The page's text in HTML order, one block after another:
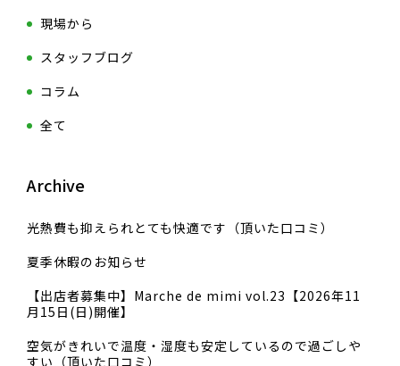
現場から
スタッフブログ
コラム
全て
Archive
光熱費も抑えられとても快適です（頂いた口コミ）
夏季休暇のお知らせ
【出店者募集中】Marche de mimi vol.23【2026年11
月15日(日)開催】
空気がきれいで温度・湿度も安定しているので過ごしや
すい（頂いた口コミ）